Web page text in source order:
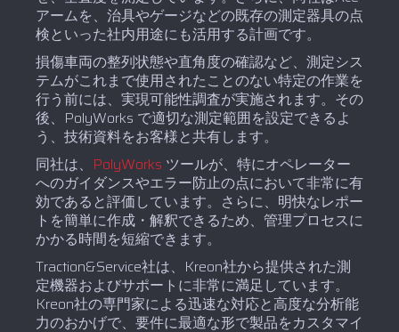
アームを、治具やゲージなどの既存の測定器具の点
検といった社内用途にも活用する計画です。
損傷車両の整列状態や直角度の確認など、測定シス
テムがこれまで使用されたことのない特定の作業を
行う前には、実現可能性調査が実施されます。その
後、PolyWorks で適切な測定範囲を設定できるよ
う、技術資料をお客様と共有します。
同社は、 PolyWorks ツールが、特にオペレーター
へのガイダンスやエラー防止の点において非常に有
効であると評価しています。さらに、明快なレポー
トを簡単に作成・解釈できるため、管理プロセスに
かかる時間を短縮できます。
Traction&Service社は、Kreon社から提供された測
定機器およびサポートに非常に満足しています。
Kreon社の専門家による迅速な対応と高度な分析能
力のおかげで、要件に最適な形で製品をカスタマイ